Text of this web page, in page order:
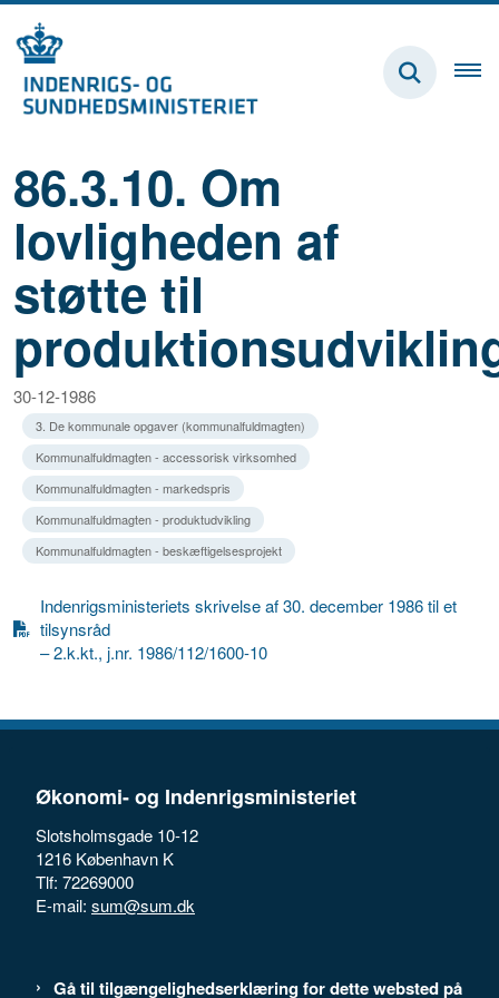
86.3.10. Om
lovligheden af
støtte til
30-12-1986
3. De kommunale opgaver (kommunalfuldmagten)
Kommunalfuldmagten - accessorisk virksomhed
Kommunalfuldmagten - markedspris
Kommunalfuldmagten - produktudvikling
Kommunalfuldmagten - beskæftigelsesprojekt
Indenrigsministeriets skrivelse af 30. december 1986 til et
tilsynsråd
– 2.k.kt., j.nr. 1986/112/1600-10
Økonomi- og Indenrigsministeriet
Slotsholmsgade 10-12
1216 København K
Tlf: 72269000
E-mail: sum@sum.dk
Gå til tilgængelighedserklæring for dette websted på